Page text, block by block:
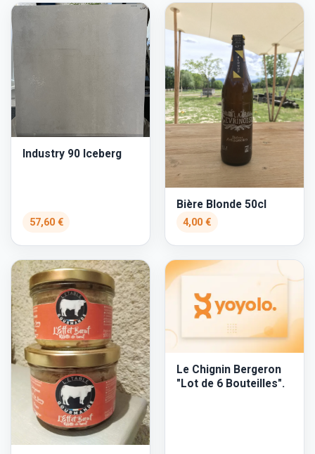
Industry 90 Iceberg
57,60 €
Bière Blonde 50cl
4,00 €
Le Chignin Bergeron
"Lot de 6 Bouteilles".